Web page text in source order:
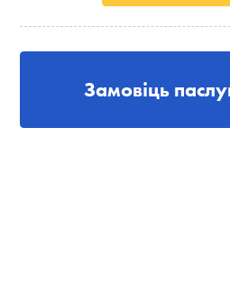
Замовіць